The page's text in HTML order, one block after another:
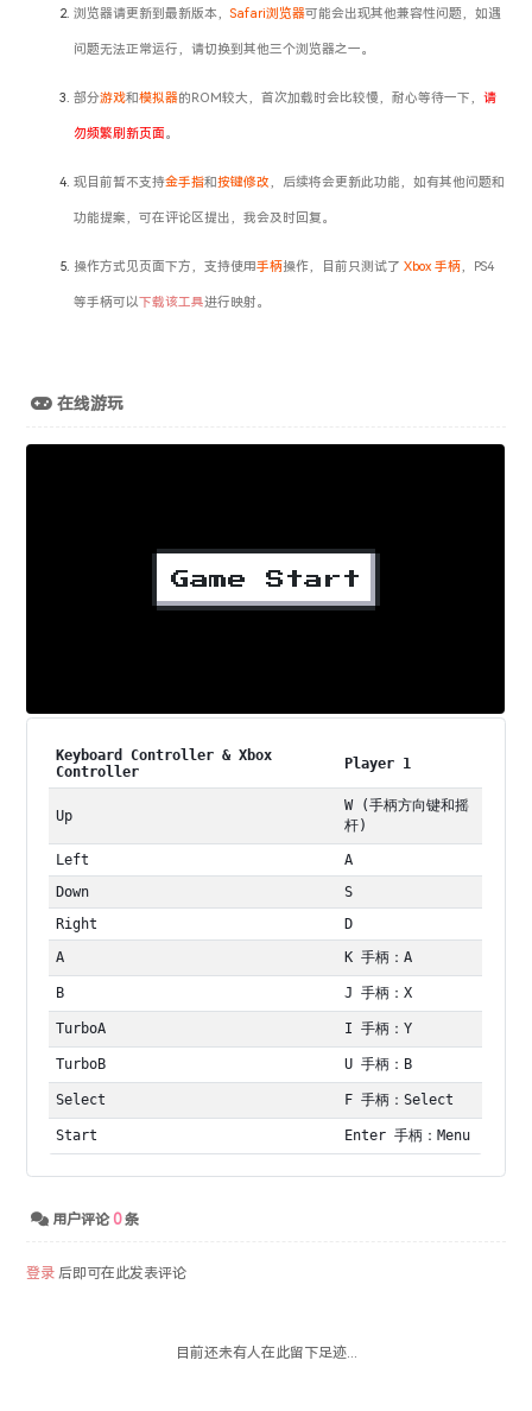
浏览器请更新到最新版本，Safari浏览器可能会出现其他兼容性问题，如遇
问题无法正常运行，请切换到其他三个浏览器之一。
部分游戏和模拟器的ROM较大，首次加载时会比较慢，耐心等待一下，请
勿频繁刷新页面。
现目前暂不支持金手指和按键修改 ，后续将会更新此功能，如有其他问题和
功能提案，可在评论区提出，我会及时回复。
操作方式见页面下方，支持使用手柄操作，目前只测试了Xbox 手柄 ，PS4
等手柄可以下载该工具进行映射。
在线游玩
Keyboard Controller & Xbox
Controller
Player 1
Up
W (手柄方向键和摇
杆)
Left
A
Down
S
Right
D
A
K 手柄：A
B J 手柄：X
TurboA I 手柄：Y
TurboB U 手柄：B
Select F 手柄：Select
Start Enter 手柄：Menu
用户评论0条
登录 后即可在此发表评论
目前还未有人在此留下足迹...